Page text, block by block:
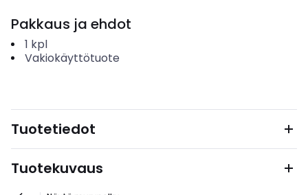
Pakkaus ja ehdot
1 kpl
Vakiokäyttötuote
Tuotetiedot
Tuotekuvaus